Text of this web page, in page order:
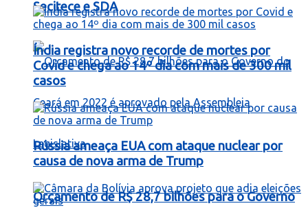
Secitece e SDA
Orçamento de R$ 28,7 bilhões para o Governo
Índia registra novo recorde de mortes por
Covid e chega ao 14º dia com mais de 300 mil
casos
Rússia ameaça EUA com ataque nuclear por
causa de nova arma de Trump